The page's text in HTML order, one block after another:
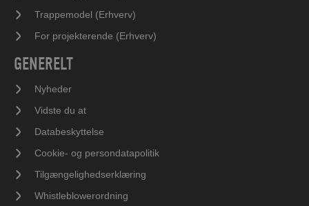
Trappemodel (Erhverv)
For projekterende (Erhverv)
GENERELT
Nyheder
Vidste du at
Databeskyttelse
Cookie- og persondatapolitik
Tilgængelighedserklæring
Whistleblowerordning